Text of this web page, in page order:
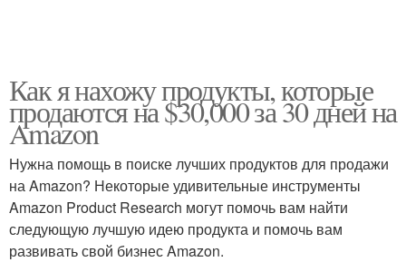
Как я нахожу продукты, которые
продаются на $30,000 за 30 дней на
Amazon
Нужна помощь в поиске лучших продуктов для продажи
на Amazon? Некоторые удивительные инструменты
Amazon Product Research могут помочь вам найти
следующую лучшую идею продукта и помочь вам
развивать свой бизнес Amazon.